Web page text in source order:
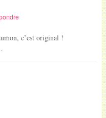
c’est original !